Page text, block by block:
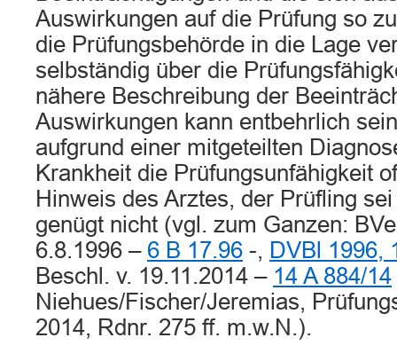
Auswirkungen auf die Prüfung so
die Prüfungsbehörde in die Lage
selbständig über die
nähere Beschreibung der
Auswirkungen kann entbehrlich
aufgrund einer mitgeteilten
Krankheit die Prüfungsunfähigkeit
Hinweis des Arztes, der Prüfling
genügt nicht (vgl. zum Ganzen:
6.8.1996 – 6 B 17.96 -, DVBl 1996,
Beschl. v. 19.11.2014 – 14 A 884/14
Niehues/Fischer/Jeremias,
2014, Rdnr. 275 ff. m.w.N.).